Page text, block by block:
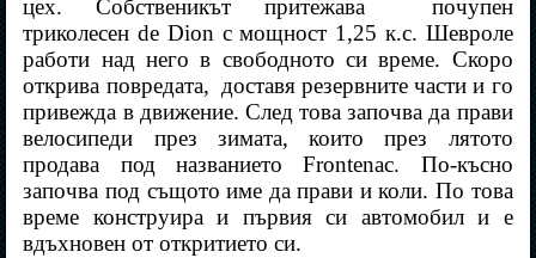
цех. Собственикът притежава
почупен
триколесен de Dion с мощност 1,25 к.с. Шевроле
работи над него в свободното си време. Скоро
открива повредата, доставя резервните части и го
привежда в движение. След това започва да прави
велосипеди през зимата, които през лятото
продава под названието Frontenac. По-късно
започва под същото име да прави и коли. По това
време конструира и първия си автомобил и е
вдъхновен от откритието си.